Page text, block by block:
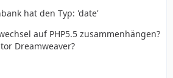
hat den Typ: 'date'
auf PHP5.5 zusammenhängen?
Dreamweaver?